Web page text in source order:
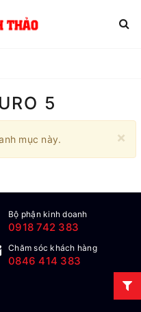
5
×
mục này.
Bộ phận kinh doanh
0918 742 383
Chăm sóc khách hàng
0846 414 383